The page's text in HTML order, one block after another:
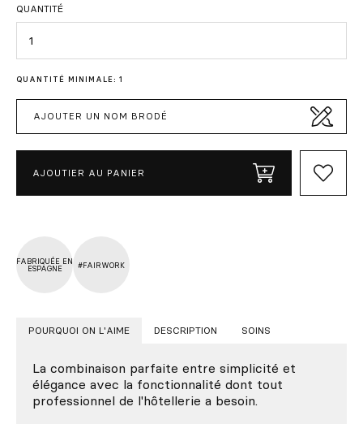
QUANTITÉ
QUANTITÉ MINIMALE: 1
AJOUTER UN NOM BRODÉ
AJOUTIER AU PANIER
FABRIQUÉE EN
ESPAGNE
#FAIRWORK
POURQUOI ON L'AIME DESCRIPTION SOINS
La combinaison parfaite entre simplicité et
élégance avec la fonctionnalité dont tout
professionnel de l'hôtellerie a besoin.